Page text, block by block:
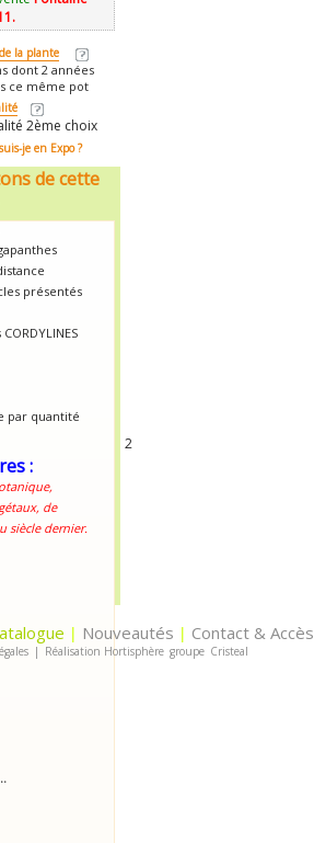
la plante
dont 2 années
ce même pot
2ème choix
je en Expo ?
de cette
présentés
par quantité
2
:
de
siècle dernier.
| Nouveautés | Contact & Accès
| Réalisation Hortisphère groupe Cristeal